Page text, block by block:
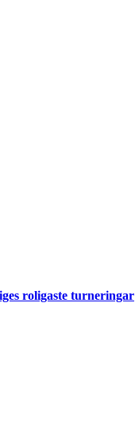
roligaste turneringar